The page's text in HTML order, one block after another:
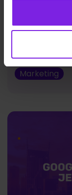
Jakie są
na 2026
Marketing